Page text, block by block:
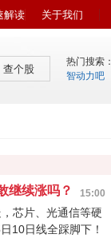
解读 关于我们
查个股
热门搜索：
智动力吧
继续涨吗？ 15:00
芯片、光通信等硬
10日线全踩脚下！